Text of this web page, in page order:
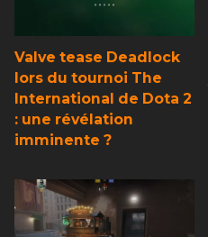
Valve tease Deadlock
lors du tournoi The
International de Dota 2
: une révélation
imminente ?